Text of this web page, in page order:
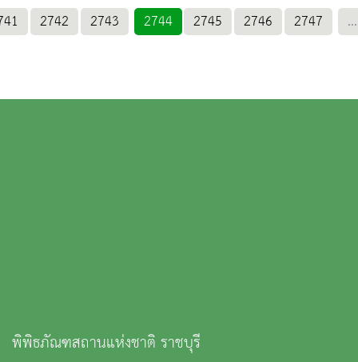
2742 2743 2744 2745 2746 2747 ...
พิพิธภัณฑสถานแห่งชาติ ราชบุรี